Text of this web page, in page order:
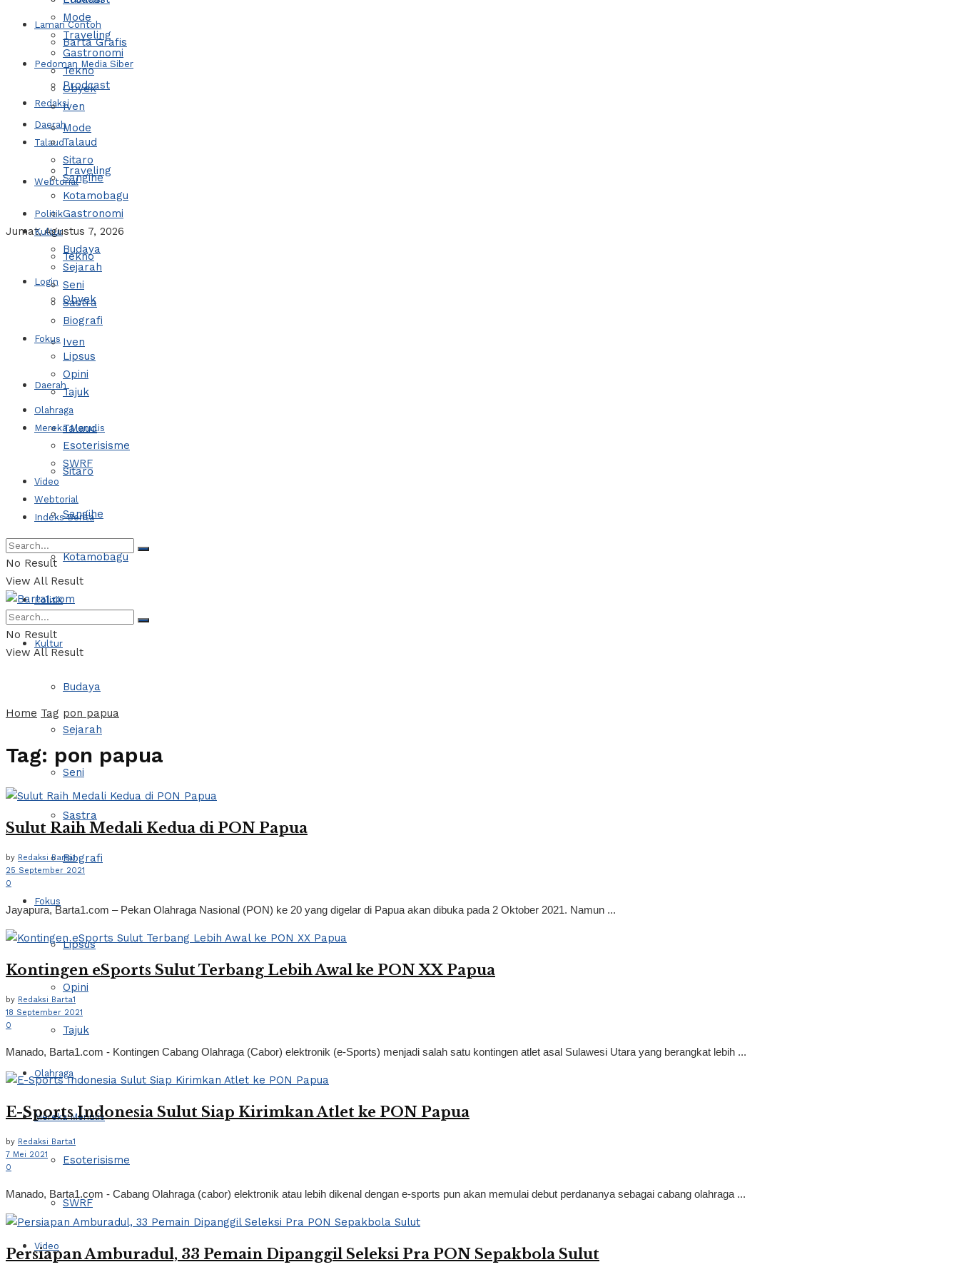
Laman Contoh
Pedoman Media Siber
Redaksi
Talaud
Webtorial
Jumat, Agustus 7, 2026
Login
Barta Grafis
Prodcast
Mode
Traveling
Gastronomi
Tekno
Obyek
Iven
Daerah
Talaud
Sitaro
Sangihe
Kotamobagu
Politik
Kultur
Budaya
Sejarah
Seni
Sastra
Biografi
Fokus
Lipsus
Opini
Tajuk
Olahraga
Mereka Menulis
Esoterisisme
SWRF
Video
Mode
Traveling
Gastronomi
Tekno
Obyek
Iven
Daerah
Talaud
Sitaro
Sangihe
Kotamobagu
Politik
Kultur
Budaya
Sejarah
Seni
Sastra
Biografi
Fokus
Lipsus
Opini
Tajuk
Olahraga
Mereka Menulis
Esoterisisme
SWRF
Video
Webtorial
Indeks Berita
No Result
View All Result
No Result
View All Result
Home Tag pon papua
Tag: pon papua
Sulut Raih Medali Kedua di PON Papua
by Redaksi Barta1
25 September 2021
0
Jayapura, Barta1.com – Pekan Olahraga Nasional (PON) ke 20 yang digelar di Papua akan dibuka pada 2 Oktober 2021. Namun ...
Kontingen eSports Sulut Terbang Lebih Awal ke PON XX Papua
by Redaksi Barta1
18 September 2021
0
Manado, Barta1.com - Kontingen Cabang Olahraga (Cabor) elektronik (e-Sports) menjadi salah satu kontingen atlet asal Sulawesi Utara yang berangkat lebih ...
E-Sports Indonesia Sulut Siap Kirimkan Atlet ke PON Papua
by Redaksi Barta1
7 Mei 2021
0
Manado, Barta1.com - Cabang Olahraga (cabor) elektronik atau lebih dikenal dengan e-sports pun akan memulai debut perdananya sebagai cabang olahraga ...
Persiapan Amburadul, 33 Pemain Dipanggil Seleksi Pra PON Sepakbola Sulut